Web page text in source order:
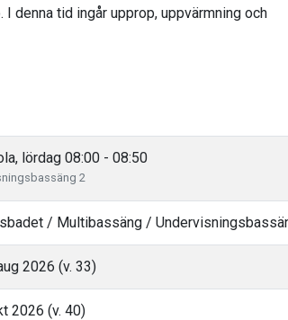
denna tid ingår upprop, uppvärmning och
lördag 08:00 - 08:50
2
/ Multibassäng /
2026 (v. 33)
2026 (v. 40)